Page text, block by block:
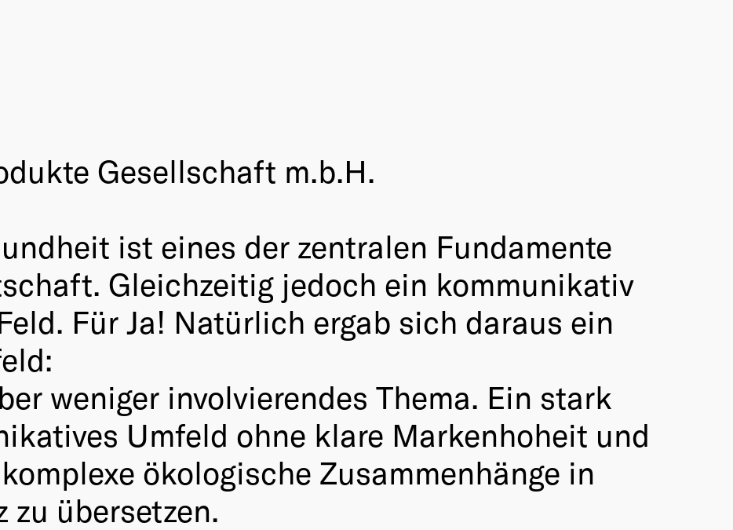
Gesellschaft m.b.H.
ist eines der zentralen Fundamente
Gleichzeitig jedoch ein kommunikativ
Für Ja! Natürlich ergab sich daraus ein
weniger involvierendes Thema. Ein stark
Umfeld ohne klare Markenhoheit und
ökologische Zusammenhänge in
zu übersetzen.